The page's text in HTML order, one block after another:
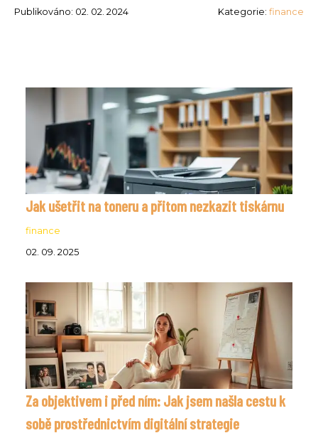
Publikováno: 02. 02. 2024 Kategorie: finance
Jak ušetřit na toneru a přitom nezkazit tiskárnu
finance
02. 09. 2025
Za objektivem i před ním: Jak jsem našla cestu k
sobě prostřednictvím digitální strategie